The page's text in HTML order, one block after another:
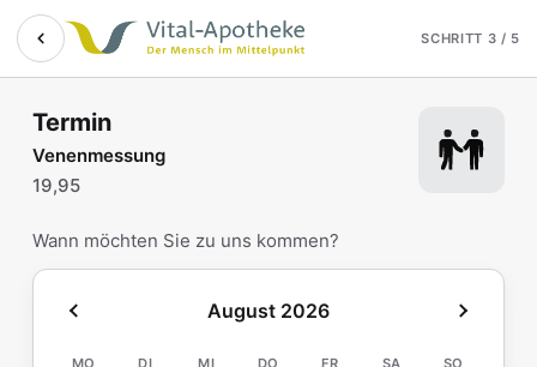
Zum Hauptinhalt springen
Termin online buchen
SCHRITT 3 / 5
Termin
Venenmessung
19,95
Wann möchten Sie zu uns kommen?
August 2026
MO DI MI DO FR SA SO